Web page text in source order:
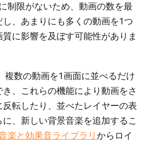
制限がないため、動画の数を最
、あまりにも多くの動画を1つ
に影響を及ぼす可能性がありま
複数の動画を1画面に並べるだけ
、これらの機能により動画をさ
転したり、並べたレイヤーの表
、新しい背景音楽を追加するこ
楽と効果音ライブラリからロイ